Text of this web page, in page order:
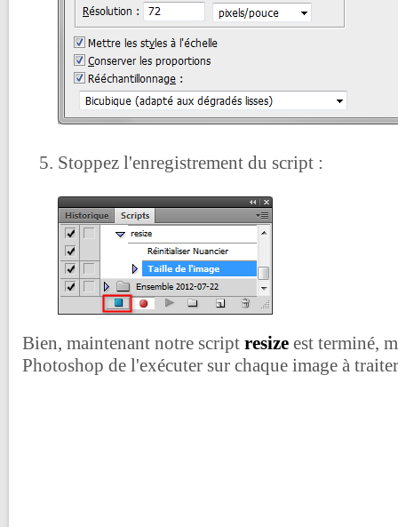
Stoppez l'enregistrement du script :
Bien, maintenant notre script resize est terminé,
Photoshop de l'exécuter sur chaque image à